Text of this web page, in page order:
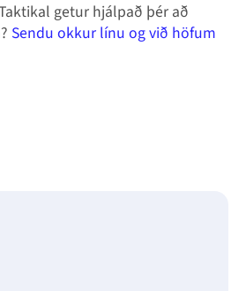
getur hjálpað þér að
Sendu okkur línu og við höfum